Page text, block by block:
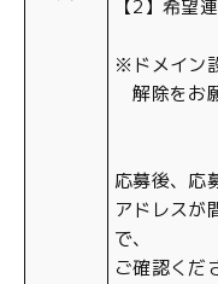
【2】希望
※ドメイン
解除をお
応募後、応
アドレスが
で、
ご確認くだ